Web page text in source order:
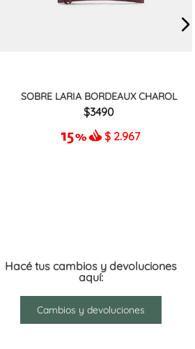
SOBRE LARIA BORDEAUX CHAROL
3490
$ 2.967
Hacé tus cambios y devoluciones
aquí:
Cambios y devoluciones